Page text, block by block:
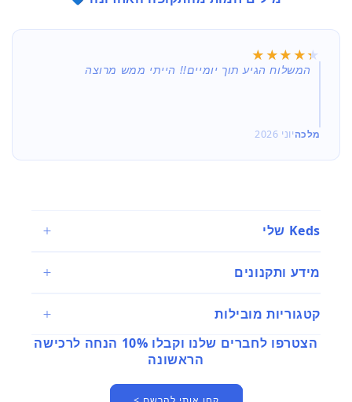
★★★★★
★★★★★
המשלוח הגיע תוך יומיים!! הייתי ממש מרוצה
מלכהיוני 2026
Keds שלי
מידע ותקנונים
קטגוריות מובילות
הצטרפו לחברים שלנו וקבלו 10% הנחה לרכישה
הראשונה